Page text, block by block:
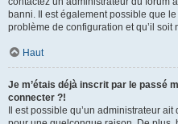
banni. Il est également possible que
problème de configuration et qu’il soit
Haut
Je m’étais déjà inscrit par le passé
connecter ?!
Il est possible qu’un administrateur